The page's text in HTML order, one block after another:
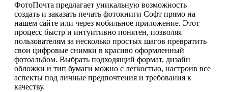
ФотоПочта предлагает уникальную возможность
создать и заказать печать фотокниги Софт прямо на
нашем сайте или через мобильное приложение. Этот
процесс быстр и интуитивно понятен, позволяя
пользователям за несколько простых шагов превратить
свои цифровые снимки в красиво оформленный
фотоальбом. Выбрать подходящий формат, дизайн
обложки и тип бумаги можно с легкостью, настроив все
аспекты под личные предпочтения и требования к
качеству.